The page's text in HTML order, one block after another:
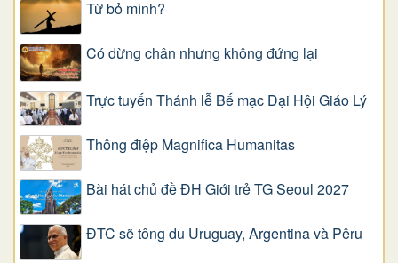
Từ bỏ mình?
Có dừng chân nhưng không đứng lại
Trực tuyến Thánh lễ Bế mạc Đại Hội Giáo Lý
Thông điệp Magnifica Humanitas
Bài hát chủ đề ĐH Giới trẻ TG Seoul 2027
ĐTC sẽ tông du Uruguay, Argentina và Pêru